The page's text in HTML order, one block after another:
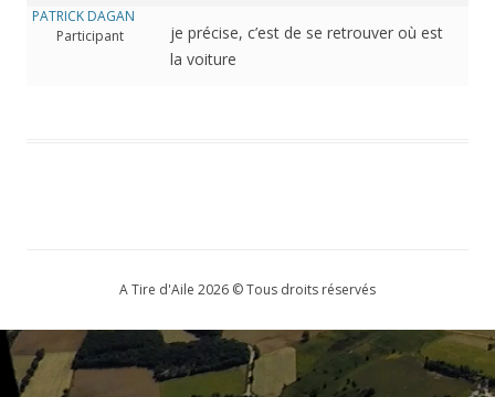
PATRICK DAGAN
Participant
je précise, c’est de se retrouver où est
la voiture
A Tire d'Aile 2026 © Tous droits réservés